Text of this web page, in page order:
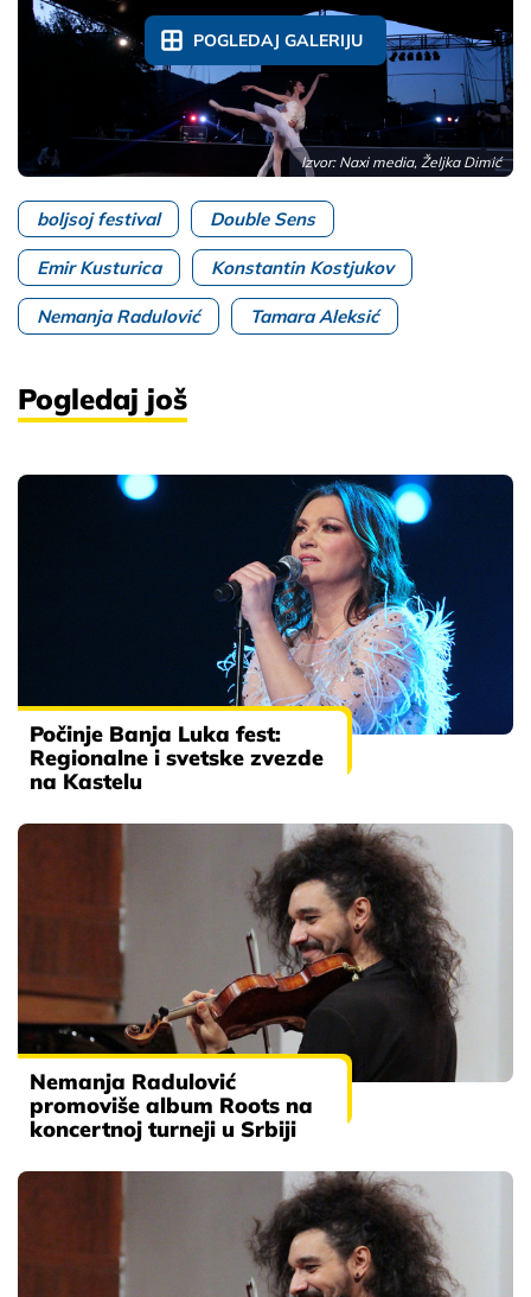
Izvor: Naxi media, Željka Dimić
POGLEDAJ GALERIJU
boljsoj festival Double Sens
Emir Kusturica Konstantin Kostjukov
Nemanja Radulović Tamara Aleksić
Pogledaj još
Počinje Banja Luka fest:
Regionalne i svetske zvezde
na Kastelu
Nemanja Radulović
promoviše album Roots na
koncertnoj turneji u Srbiji